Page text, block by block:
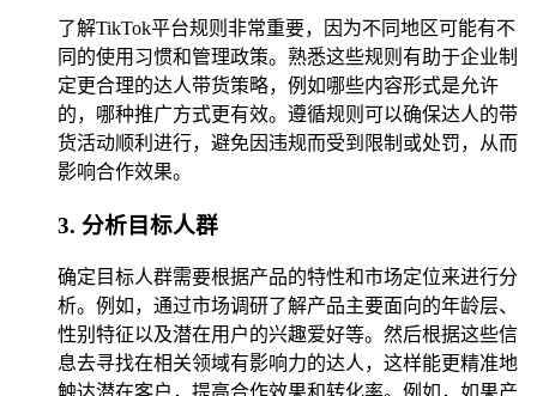
了解TikTok平台规则非常重要，因为不同地区可能有不
同的使用习惯和管理政策。熟悉这些规则有助于企业制
定更合理的达人带货策略，例如哪些内容形式是允许
的，哪种推广方式更有效。遵循规则可以确保达人的带
货活动顺利进行，避免因违规而受到限制或处罚，从而
影响合作效果。
3. 分析目标人群
确定目标人群需要根据产品的特性和市场定位来进行分
析。例如，通过市场调研了解产品主要面向的年龄层、
性别特征以及潜在用户的兴趣爱好等。然后根据这些信
息去寻找在相关领域有影响力的达人，这样能更精准地